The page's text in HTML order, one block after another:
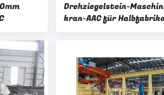
Drehziegelstein-
kran-AAC für